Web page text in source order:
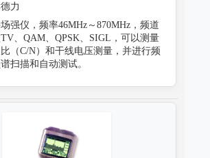
力
强仪，频率46MHz～870MHz，频道
、QAM、QPSK、SIGL，可以测量
（C/N）和干线电压测量，并进行频
扫描和自动测试。